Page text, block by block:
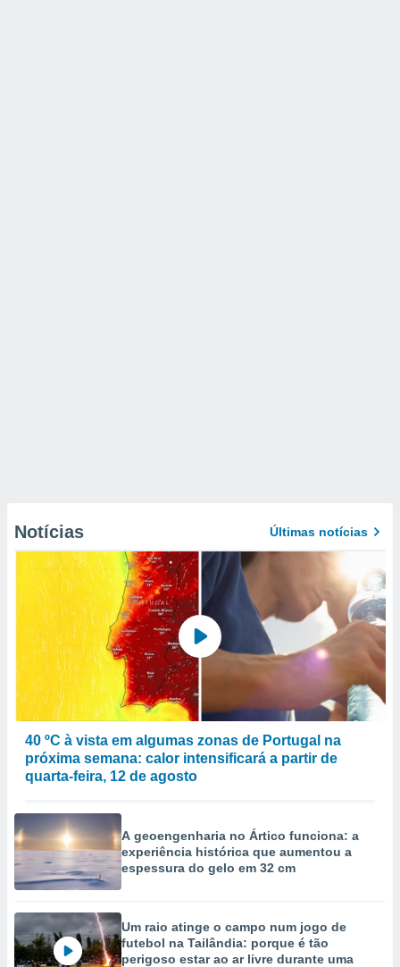
Notícias Últimas notícias
40 ºC à vista em algumas zonas de Portugal na
próxima semana: calor intensificará a partir de
quarta-feira, 12 de agosto
A geoengenharia no Ártico funciona: a
experiência histórica que aumentou a
espessura do gelo em 32 cm
Um raio atinge o campo num jogo de
futebol na Tailândia: porque é tão
perigoso estar ao ar livre durante uma